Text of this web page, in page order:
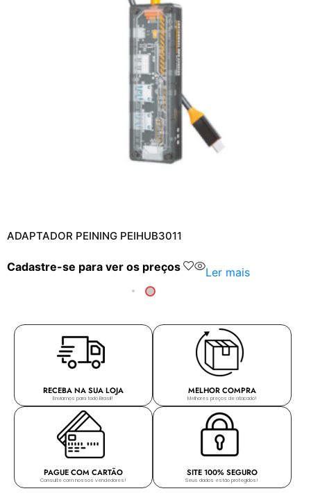
ADAPTADOR PEINING PEIHUB3011
Cadastre-se para ver os preços Ler mais
RECEBA NA SUA LOJA
Enviamos para todo Brasil!
MELHOR COMPRA
Melhores preços de atacado!
PAGUE COM CARTÃO
Consulte com nossos vendedores!
SITE 100% SEGURO
Seus dados estão protegidos!